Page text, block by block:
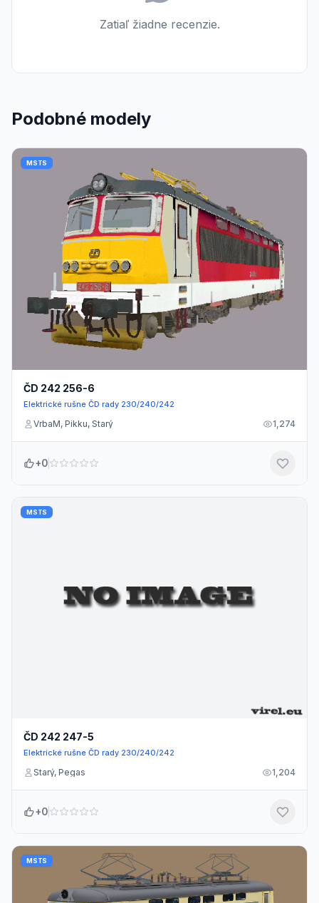
Zatiaľ žiadne recenzie.
Podobné modely
MSTS
ČD 242 256-6
Elektrické rušne ČD rady 230/240/242
VrbaM, Pikku, Starý 1,274
+0
MSTS
ČD 242 247-5
Elektrické rušne ČD rady 230/240/242
Starý, Pegas 1,204
+0
MSTS